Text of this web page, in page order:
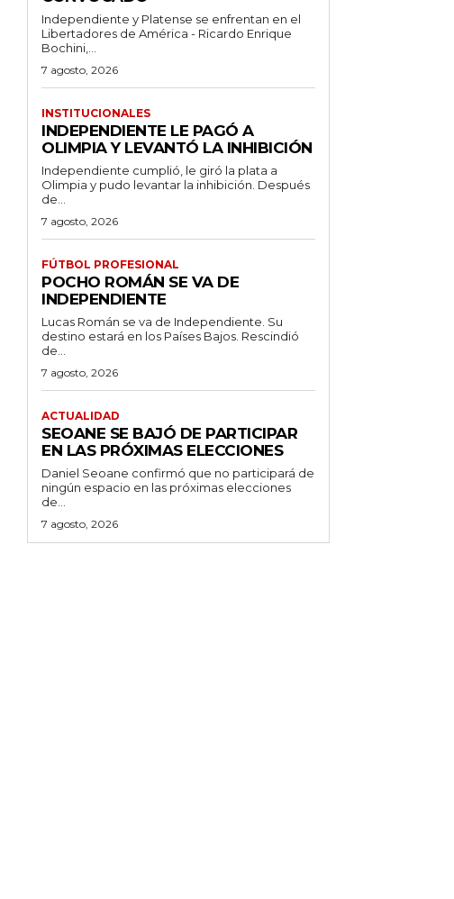
Independiente y Platense se enfrentan en el
Libertadores de América - Ricardo Enrique
Bochini,...
7 agosto, 2026
INSTITUCIONALES
INDEPENDIENTE LE PAGÓ A
OLIMPIA Y LEVANTÓ LA INHIBICIÓN
Independiente cumplió, le giró la plata a
Olimpia y pudo levantar la inhibición. Después
de...
7 agosto, 2026
FÚTBOL PROFESIONAL
POCHO ROMÁN SE VA DE
INDEPENDIENTE
Lucas Román se va de Independiente. Su
destino estará en los Países Bajos. Rescindió
de...
7 agosto, 2026
ACTUALIDAD
SEOANE SE BAJÓ DE PARTICIPAR
EN LAS PRÓXIMAS ELECCIONES
Daniel Seoane confirmó que no participará de
ningún espacio en las próximas elecciones
de...
7 agosto, 2026